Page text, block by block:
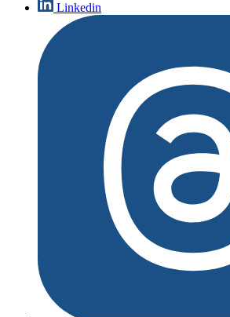
Linkedin